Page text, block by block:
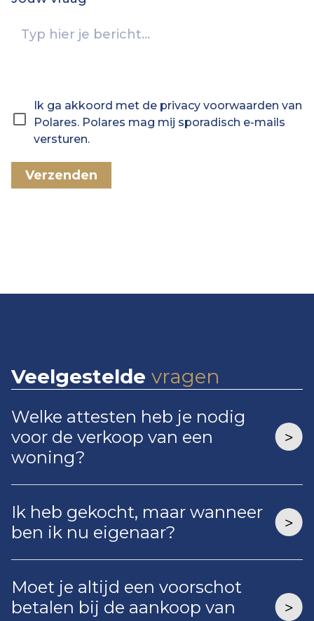
Ik ga akkoord met de privacy voorwaarden van
Polares. Polares mag mij sporadisch e-mails
versturen.
Verzenden
Veelgestelde vragen
Welke attesten heb je nodig
voor de verkoop van een
woning?
Ik heb gekocht, maar wanneer
ben ik nu eigenaar?
Moet je altijd een voorschot
betalen bij de aankoop van